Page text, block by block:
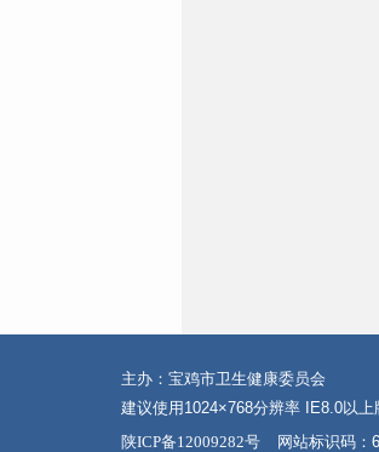
主办：宝鸡市卫生健康委员会
建议使用1024×768分辨率 IE8.0以上
陕ICP备12009282号
网站标识码：